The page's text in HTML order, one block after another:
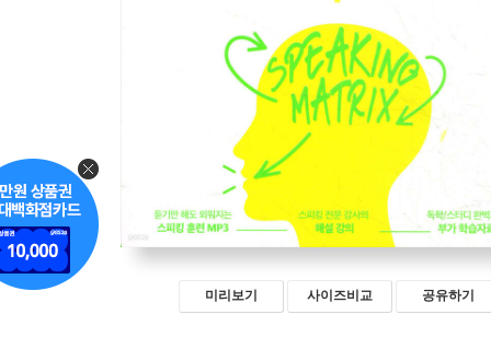
미리보기 사이즈비교 공유하기